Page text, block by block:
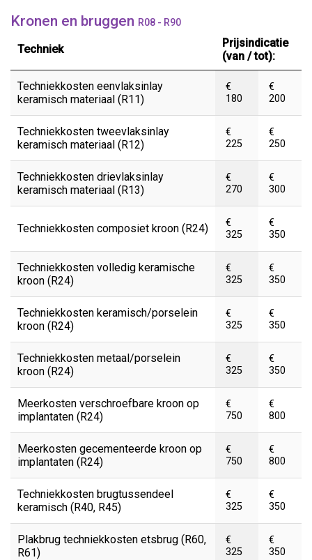
Kronen en bruggen R08 - R90
Techniek
Prijsindicatie
(van / tot):
Techniekkosten eenvlaksinlay
keramisch materiaal (R11)
€
180
€
200
Techniekkosten tweevlaksinlay
keramisch materiaal (R12)
€
225
€
250
Techniekkosten drievlaksinlay
keramisch materiaal (R13)
€
270
€
300
Techniekkosten composiet kroon (R24)
€
325
€
350
Techniekkosten volledig keramische
kroon (R24)
€
325
€
350
Techniekkosten keramisch/porselein
kroon (R24)
€
325
€
350
Techniekkosten metaal/porselein
kroon (R24)
€
325
€
350
Meerkosten verschroefbare kroon op
implantaten (R24)
€
750
€
800
Meerkosten gecementeerde kroon op
implantaten (R24)
€
750
€
800
Techniekkosten brugtussendeel
keramisch (R40, R45)
€
325
€
350
Plakbrug techniekkosten etsbrug (R60,
R61)
€
325
€
350